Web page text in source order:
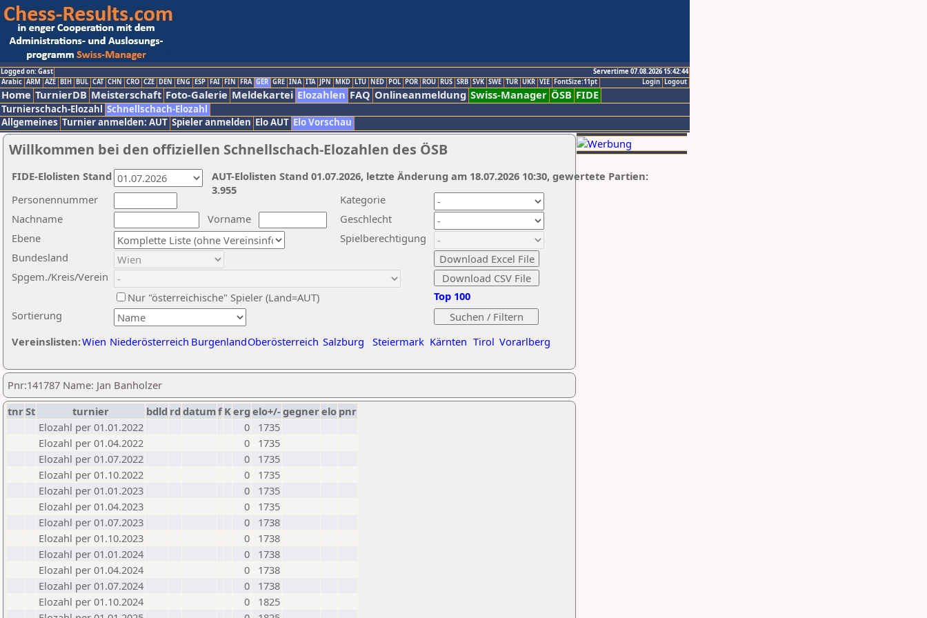
Logged on: Gast
Servertime 07.08.2026 15:42:44
Logout
Login
Arabic ARM AZE BIH BUL CAT CHN CRO CZE DEN ENG ESP FAI FIN FRA GER GRE INA ITA JPN MKD LTU NED POL POR ROU RUS SRB SVK SWE TUR UKR VIE FontSize:11pt
Home TurnierDB Meisterschaft Foto-Galerie Meldekartei Elozahlen FAQ Onlineanmeldung Swiss-Manager ÖSB FIDE
Turnierschach-Elozahl Schnellschach-Elozahl
Allgemeines Turnier anmelden: AUT Spieler anmelden Elo AUT Elo Vorschau
Willkommen bei den offiziellen Schnellschach-Elozahlen des ÖSB
Nachname
Vorname
Ebene
Kategorie
Sortierung
Personennummer
Bundesland
Spgem./Kreis/Verein
Geschlecht
Nur "österreichische" Spieler (Land=AUT)
Spielberechtigung
Vereinslisten:Wien Niederösterreich BurgenlandOberösterreich Salzburg Steiermark Kärnten Tirol Vorarlberg
Top 100
AUT-Elolisten Stand 01.07.2026, letzte Änderung am 18.07.2026 10:30, gewertete Partien:
3.955
FIDE-Elolisten Stand
Pnr:141787 Name: Jan Banholzer
tnrSt turnier bdld rd datumf Kerg elo+/-gegnerelo pnr
Elozahl per 01.01.2022
0
1735
Elozahl per 01.04.2022
0
1735
Elozahl per 01.07.2022
0
1735
Elozahl per 01.10.2022
0
1735
Elozahl per 01.01.2023
0
1735
Elozahl per 01.04.2023
0
1735
Elozahl per 01.07.2023
0
1738
Elozahl per 01.10.2023
0
1738
Elozahl per 01.01.2024
0
1738
Elozahl per 01.04.2024
0
1738
Elozahl per 01.07.2024
0
1738
Elozahl per 01.10.2024
0
1825